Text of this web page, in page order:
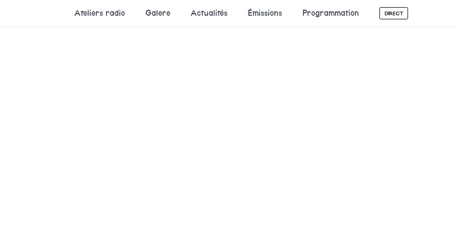
Ateliers radio Galere Actualités Émissions Programmation DIRECT